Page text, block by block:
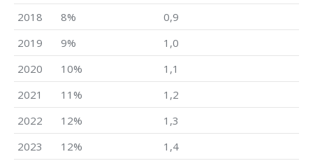
2018
8%
0,9
2019
9%
1,0
2020
10%
1,1
2021
11%
1,2
2022
12%
1,3
2023
12% 1,4